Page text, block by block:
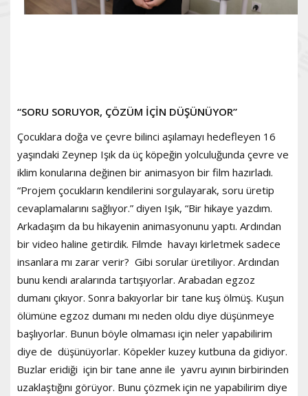
“SORU SORUYOR, ÇÖZÜM İÇİN DÜŞÜNÜYOR”
Çocuklara doğa ve çevre bilinci aşılamayı hedefleyen 16
yaşındaki Zeynep Işık da üç köpeğin yolculuğunda çevre ve
iklim konularına değinen bir animasyon bir film hazırladı.
“Projem çocukların kendilerini sorgulayarak, soru üretip
cevaplamalarını sağlıyor.” diyen Işık, “Bir hikaye yazdım.
Arkadaşım da bu hikayenin animasyonunu yaptı. Ardından
bir video haline getirdik. Filmde havayı kirletmek sadece
insanlara mı zarar verir? Gibi sorular üretiliyor. Ardından
bunu kendi aralarında tartışıyorlar. Arabadan egzoz
dumanı çıkıyor. Sonra bakıyorlar bir tane kuş ölmüş. Kuşun
ölümüne egzoz dumanı mı neden oldu diye düşünmeye
başlıyorlar. Bunun böyle olmaması için neler yapabilirim
diye de düşünüyorlar. Köpekler kuzey kutbuna da gidiyor.
Buzlar eridiği için bir tane anne ile yavru ayının birbirinden
uzaklaştığını görüyor. Bunu çözmek için ne yapabilirim diye